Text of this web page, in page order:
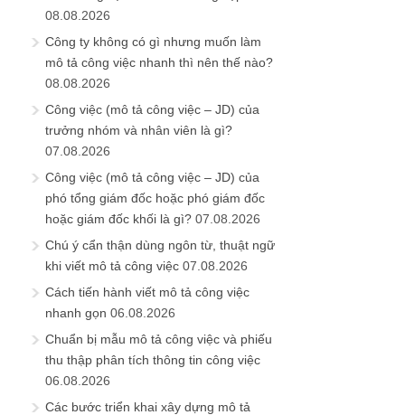
08.08.2026
Công ty không có gì nhưng muốn làm
mô tả công việc nhanh thì nên thế nào?
08.08.2026
Công việc (mô tả công việc – JD) của
trưởng nhóm và nhân viên là gì?
07.08.2026
Công việc (mô tả công việc – JD) của
phó tổng giám đốc hoặc phó giám đốc
hoặc giám đốc khối là gì? 07.08.2026
Chú ý cẩn thận dùng ngôn từ, thuật ngữ
khi viết mô tả công việc 07.08.2026
Cách tiến hành viết mô tả công việc
nhanh gọn 06.08.2026
Chuẩn bị mẫu mô tả công việc và phiếu
thu thập phân tích thông tin công việc
06.08.2026
Các bước triển khai xây dựng mô tả